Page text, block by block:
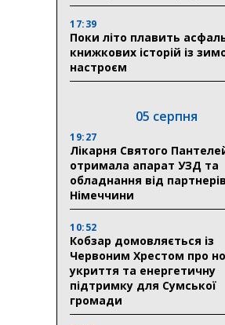
17:39
Поки літо плавить
книжкових історій із
настроєм
05 серпня
19:27
Лікарня Святого
отримала апарат УЗД та
обладнання від партнерів
Німеччини
10:52
Кобзар домовляється із
Червоним Хрестом про
укриття та енергетичну
підтримку для Сумської
громади